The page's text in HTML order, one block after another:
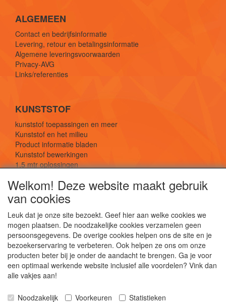
ALGEMEEN
Contact en bedrijfsinformatie
Levering, retour en betalingsinformatie
Algemene leveringsvoorwaarden
Privacy-AVG
Links/referenties
KUNSTSTOF
kunststof toepassingen en meer
Kunststof en het milieu
Product informatie bladen
Kunststof bewerkingen
1,5 mtr oplossingen
SOCIALE MEDIA
De webshop voor kunststof platen, folies, buizen
Welkom! Deze website maakt gebruik
van cookies
Leuk dat je onze site bezoekt. Geef hier aan welke cookies we
mogen plaatsen. De noodzakelijke cookies verzamelen geen
persoonsgegevens. De overige cookies helpen ons de site en je
bezoekerservaring te verbeteren. Ook helpen ze ons om onze
producten beter bij je onder de aandacht te brengen. Ga je voor
een optimaal werkende website inclusief alle voordelen? Vink dan
alle vakjes aan!
Noodzakelijk Voorkeuren Statistieken